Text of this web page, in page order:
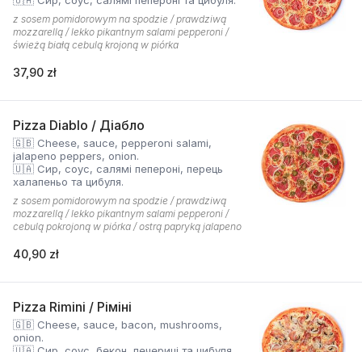
z sosem pomidorowym na spodzie / prawdziwą
mozzarellą / lekko pikantnym salami pepperoni /
świeżą białą cebulą krojoną w piórka
37,90 zł
Pizza Diablo / Діабло
🇬🇧 Cheese, sauce, pepperoni salami,
jalapeno peppers, onion.
🇺🇦 Сир, соус, салямі пепероні, перець
халапеньо та цибуля.
z sosem pomidorowym na spodzie / prawdziwą
mozzarellą / lekko pikantnym salami pepperoni /
cebulą pokrojoną w piórka / ostrą papryką jalapeno
40,90 zł
Pizza Rimini / Ріміні
🇬🇧 Cheese, sauce, bacon, mushrooms,
onion.